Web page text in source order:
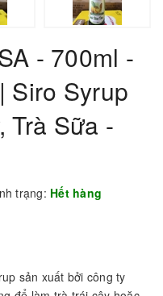
- 700ml -
Siro Syrup
Trà Sữa -
trạng: Hết hàng
sản xuất bởi công ty